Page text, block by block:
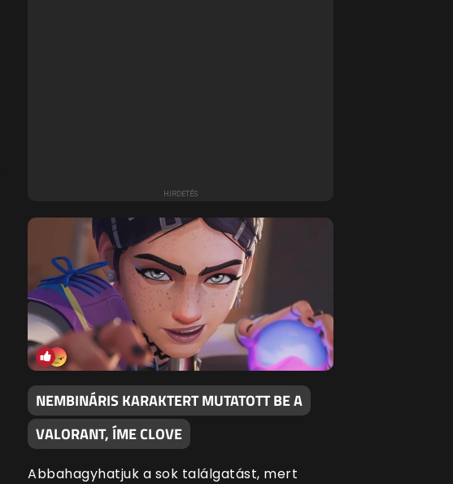
NEMBINÁRIS KARAKTERT MUTATOTT BE A
VALORANT, ÍME CLOVE
Abbahagyhatjuk a sok találgatást, mert